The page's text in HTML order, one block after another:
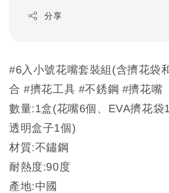
分享
#6入小號花嘴套裝組(含擠花袋
合 #擠花工具 #不銹鋼 #擠花嘴
數量:1盒(花嘴6個、EVA擠花袋
透明盒子1個)
材質:不鏽鋼
耐熱度:90度
產地:中國